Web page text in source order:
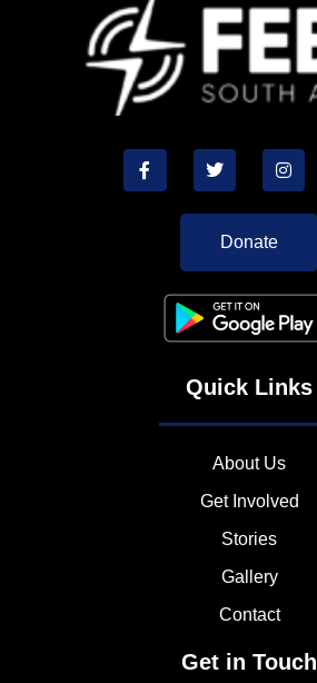
Donate
Quick Links
About Us
Get Involved
Stories
Gallery
Contact
Get in Touch